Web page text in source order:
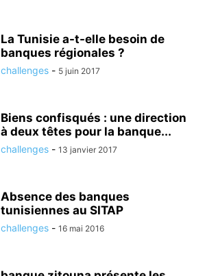
La Tunisie a-t-elle besoin de
banques régionales ?
challenges - 5 juin 2017
Biens confisqués : une direction
à deux têtes pour la banque...
challenges - 13 janvier 2017
Absence des banques
tunisiennes au SITAP
challenges - 16 mai 2016